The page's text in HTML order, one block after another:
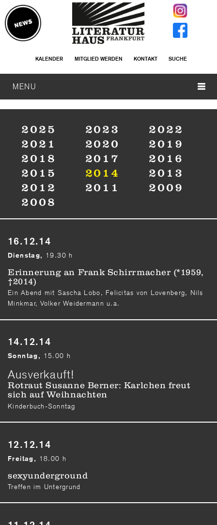
KALENDER MITGLIED WERDEN KONTAKT SUCHE
MENU
2025 2023
2022
2021
2020
2019
2018
2017
2016
2015
2014
2013
2012
2011
2009
2008
16.12.14
Dienstag, 19.30 h
Erinnerung an Frank Schirrmacher (*1959,
†2014)
Ein Abend mit Sascha Lobo, Felicitas von Lovenberg, Nils
Minkmar, Volker Weidermann u.a.
14.12.14
Sonntag, 15.00 h
Ausverkauft!
Rotraut Susanne Berner: Karlchen freut
sich auf Weihnachten
Kinderbuch-Sonntag
12.12.14
Freitag, 18.00 h
sexyunderground
Treffen im Untergrund